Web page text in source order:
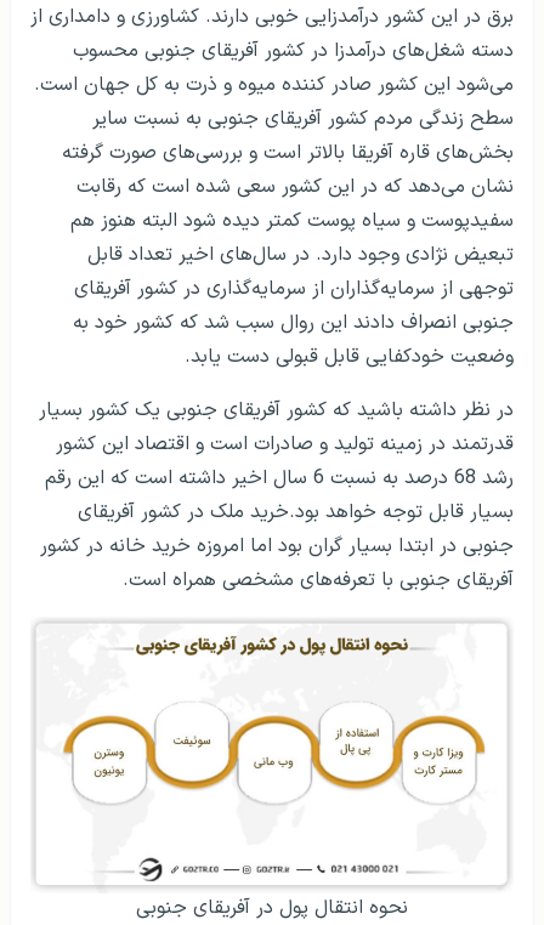
برق در این کشور درآمدزایی خوبی دارند. کشاورزی و دامداری از
دسته شغل‌های درآمدزا در کشور آفریقای جنوبی محسوب
می‌شود این کشور صادر کننده میوه و ذرت به کل جهان است.
سطح زندگی مردم کشور آفریقای جنوبی به نسبت سایر
بخش‌های قاره آفریقا بالاتر است و بررسی‌های صورت گرفته
نشان می‌دهد که در این کشور سعی شده است که رقابت
سفیدپوست و سیاه پوست کمتر دیده شود البته هنوز هم
تبعیض نژادی وجود دارد. در سال‌های اخیر تعداد قابل
توجهی از سرمایه‌گذاران از سرمایه‌گذاری در کشور آفریقای
جنوبی انصراف دادند این روال سبب شد که کشور خود به
وضعیت خودکفایی قابل قبولی دست یابد.
در نظر داشته باشید که کشور آفریقای جنوبی یک کشور بسیار
قدرتمند در زمینه تولید و صادرات است و اقتصاد این کشور
رشد 68 درصد به نسبت 6 سال اخیر داشته است که این رقم
بسیار قابل توجه خواهد بود.خرید ملک در کشور آفریقای
جنوبی در ابتدا بسیار گران بود اما امروزه خرید خانه در کشور
آفریقای جنوبی با تعرفه‌های مشخصی همراه است.
نحوه انتقال پول در آفریقای جنوبی